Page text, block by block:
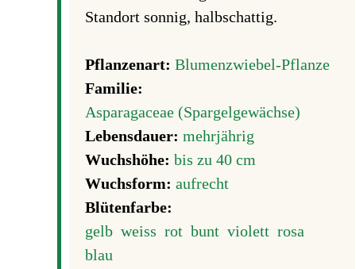
Standort sonnig, halbschattig.
Pflanzenart: Blumenzwiebel-Pflanze
Familie:
Asparagaceae (Spargelgewächse)
Lebensdauer: mehrjährig
Wuchshöhe: bis zu 40 cm
Wuchsform: aufrecht
Blütenfarbe:
gelb weiss rot bunt violett rosa
blau